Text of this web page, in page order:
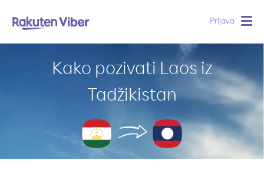
Prijava
Kako pozivati Laos iz
Tadžikistan